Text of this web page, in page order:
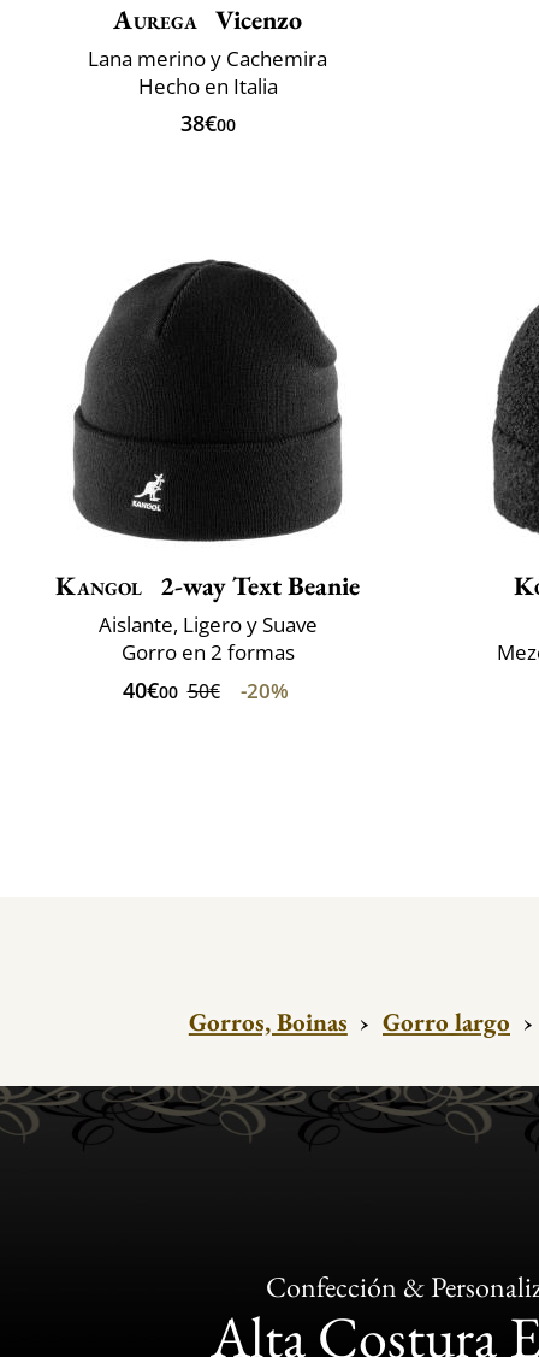
Aurega Vicenzo
Lana merino y Cachemira
Hecho en Italia
38€00
Kangol 2-way Text Beanie
Aislante, Ligero y Suave
Gorro en 2 formas
40€00 50€ -20%
Gorros, Boinas › Gorro largo ›
Confección &
Alta Costura